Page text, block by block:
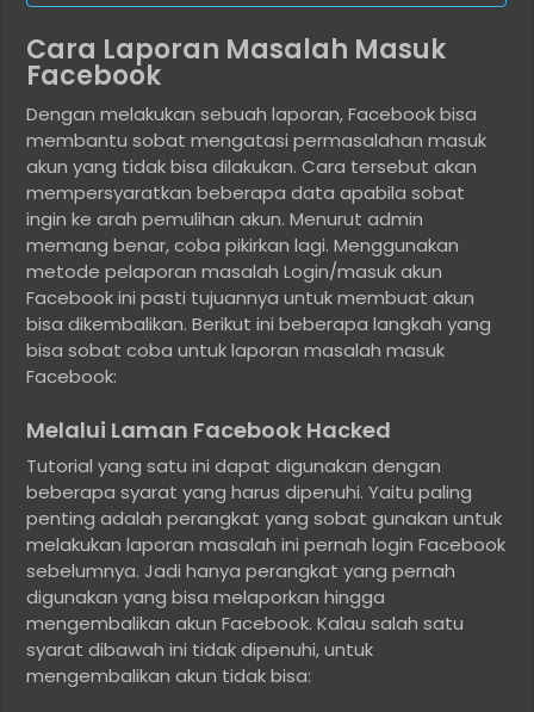
Cara Laporan Masalah Masuk
Facebook
Dengan melakukan sebuah laporan, Facebook bisa
membantu sobat mengatasi permasalahan masuk
akun yang tidak bisa dilakukan. Cara tersebut akan
mempersyaratkan beberapa data apabila sobat
ingin ke arah pemulihan akun. Menurut admin
memang benar, coba pikirkan lagi. Menggunakan
metode pelaporan masalah Login/masuk akun
Facebook ini pasti tujuannya untuk membuat akun
bisa dikembalikan. Berikut ini beberapa langkah yang
bisa sobat coba untuk laporan masalah masuk
Facebook:
Melalui Laman Facebook Hacked
Tutorial yang satu ini dapat digunakan dengan
beberapa syarat yang harus dipenuhi. Yaitu paling
penting adalah perangkat yang sobat gunakan untuk
melakukan laporan masalah ini pernah login Facebook
sebelumnya. Jadi hanya perangkat yang pernah
digunakan yang bisa melaporkan hingga
mengembalikan akun Facebook. Kalau salah satu
syarat dibawah ini tidak dipenuhi, untuk
mengembalikan akun tidak bisa: